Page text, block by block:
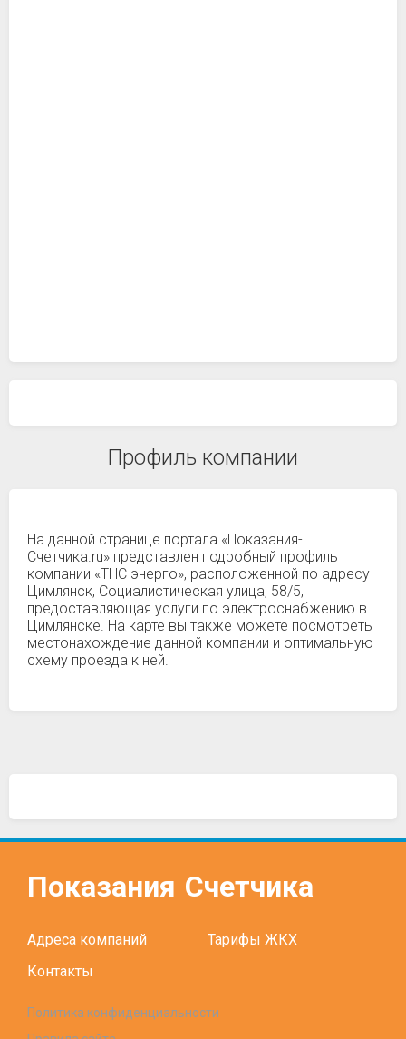
Профиль компании
На данной странице портала «Показания-
Счетчика.ru» представлен подробный профиль
компании «ТНС энерго», расположенной по адресу
Цимлянск, Социалистическая улица, 58/5,
предоставляющая услуги по электроснабжению в
Цимлянске. На карте вы также можете посмотреть
местонахождение данной компании и оптимальную
схему проезда к ней.
Показания Счетчика
Адреса компаний
Тарифы ЖКХ
Контакты
Политика конфиденциальности